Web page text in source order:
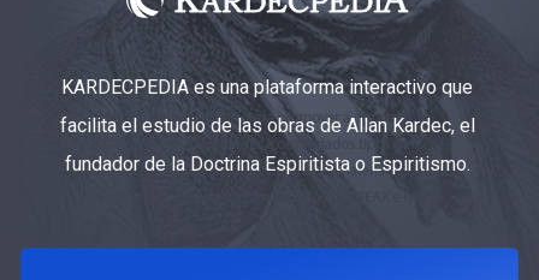
KARDECPEDIA es una plataforma interactivo que
facilita el estudio de las obras de Allan Kardec, el
fundador de la Doctrina Espiritista o Espiritismo.